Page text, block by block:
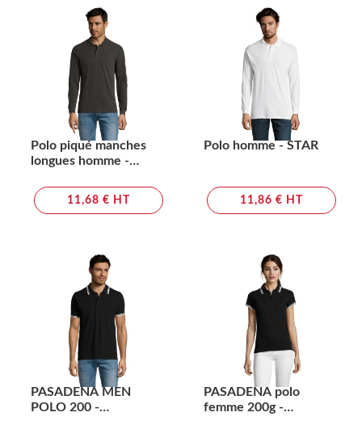
Polo piqué manches
longues homme -
11,68 € HT
Polo homme - STAR
11,86 € HT
PASADENA MEN
POLO 200 -
PASADENA polo
femme 200g -